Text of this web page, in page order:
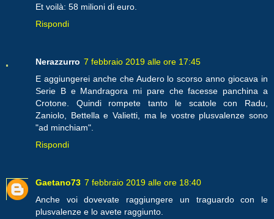
Et voilà: 58 milioni di euro.
Rispondi
Nerazzurro 7 febbraio 2019 alle ore 17:45
E aggiungerei anche che Audero lo scorso anno giocava in
Serie B e Mandragora mi pare che facesse panchina a
Crotone. Quindi rompete tanto le scatole con Radu,
Zaniolo, Bettella e Valietti, ma le vostre plusvalenze sono
"ad minchiam".
Rispondi
Gaetano73 7 febbraio 2019 alle ore 18:40
Anche voi dovevate raggiungere un traguardo con le
plusvalenze e lo avete raggiunto.